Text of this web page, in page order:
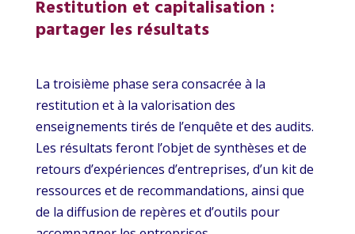
Restitution et capitalisation :
partager les résultats
La troisième phase sera consacrée à la
restitution et à la valorisation des
enseignements tirés de l’enquête et des audits.
Les résultats feront l’objet de synthèses et de
retours d’expériences d’entreprises, d’un kit de
ressources et de recommandations, ainsi que
de la diffusion de repères et d’outils pour